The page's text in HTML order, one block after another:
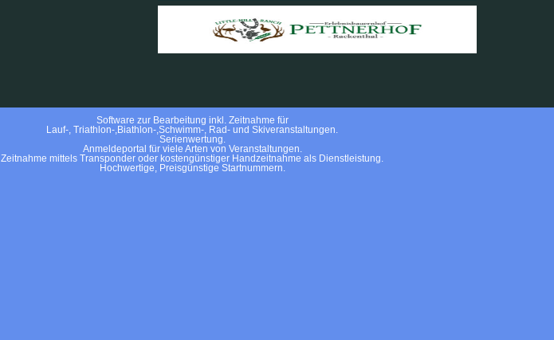
Software zur Bearbeitung inkl. Zeitnahme für
Lauf-, Triathlon-,Biathlon-,Schwimm-, Rad- und Skiveranstaltungen.
Serienwertung.
Anmeldeportal für viele Arten von Veranstaltungen.
Zeitnahme mittels Transponder oder kostengünstiger Handzeitnahme als Dienstleistung.
Hochwertige, Preisgünstige Startnummern.